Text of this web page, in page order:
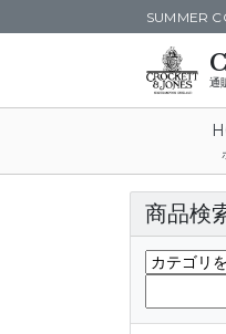
通
SUMMER
商品検